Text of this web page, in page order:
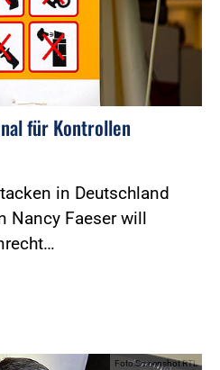
für Kontrollen
in Deutschland
Nancy Faeser will
Foto:Screenshot RTL